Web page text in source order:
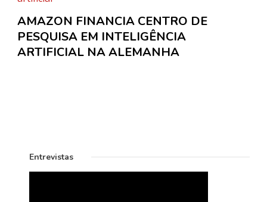
AMAZON FINANCIA CENTRO DE
PESQUISA EM INTELIGÊNCIA
ARTIFICIAL NA ALEMANHA
Entrevistas